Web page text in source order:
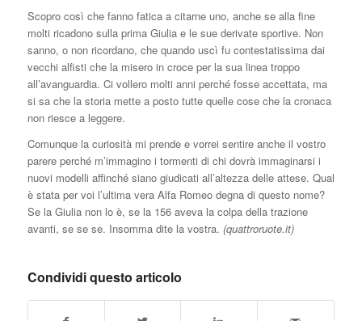
Scopro così che fanno fatica a citarne uno, anche se alla fine
molti ricadono sulla prima Giulia e le sue derivate sportive. Non
sanno, o non ricordano, che quando uscì fu contestatissima dai
vecchi alfisti che la misero in croce per la sua linea troppo
all’avanguardia. Ci vollero molti anni perché fosse accettata, ma
si sa che la storia mette a posto tutte quelle cose che la cronaca
non riesce a leggere.
Comunque la curiosità mi prende e vorrei sentire anche il vostro
parere perché m’immagino i tormenti di chi dovrà immaginarsi i
nuovi modelli affinché siano giudicati all’altezza delle attese. Qual
è stata per voi l’ultima vera Alfa Romeo degna di questo nome?
Se la Giulia non lo è, se la 156 aveva la colpa della trazione
avanti, se se se. Insomma dite la vostra. (quattroruote.it)
Condividi questo articolo